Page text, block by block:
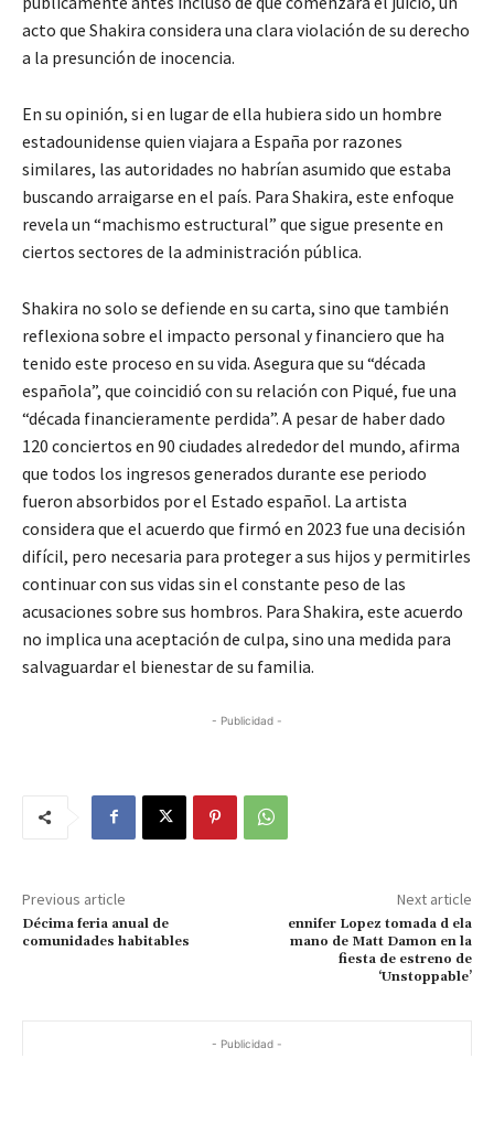
acto que Shakira considera una clara violación de su derecho
a la presunción de inocencia.
En su opinión, si en lugar de ella hubiera sido un hombre
estadounidense quien viajara a España por razones
similares, las autoridades no habrían asumido que estaba
buscando arraigarse en el país. Para Shakira, este enfoque
revela un “machismo estructural” que sigue presente en
ciertos sectores de la administración pública.
Shakira no solo se defiende en su carta, sino que también
reflexiona sobre el impacto personal y financiero que ha
tenido este proceso en su vida. Asegura que su “década
española”, que coincidió con su relación con Piqué, fue una
“década financieramente perdida”. A pesar de haber dado
120 conciertos en 90 ciudades alrededor del mundo, afirma
que todos los ingresos generados durante ese periodo
fueron absorbidos por el Estado español. La artista
considera que el acuerdo que firmó en 2023 fue una decisión
difícil, pero necesaria para proteger a sus hijos y permitirles
continuar con sus vidas sin el constante peso de las
acusaciones sobre sus hombros. Para Shakira, este acuerdo
no implica una aceptación de culpa, sino una medida para
salvaguardar el bienestar de su familia.
- Publicidad -
Previous article
Décima feria anual de
comunidades habitables
Next article
ennifer Lopez tomada d ela
mano de Matt Damon en la
fiesta de estreno de
‘Unstoppable’
- Publicidad -